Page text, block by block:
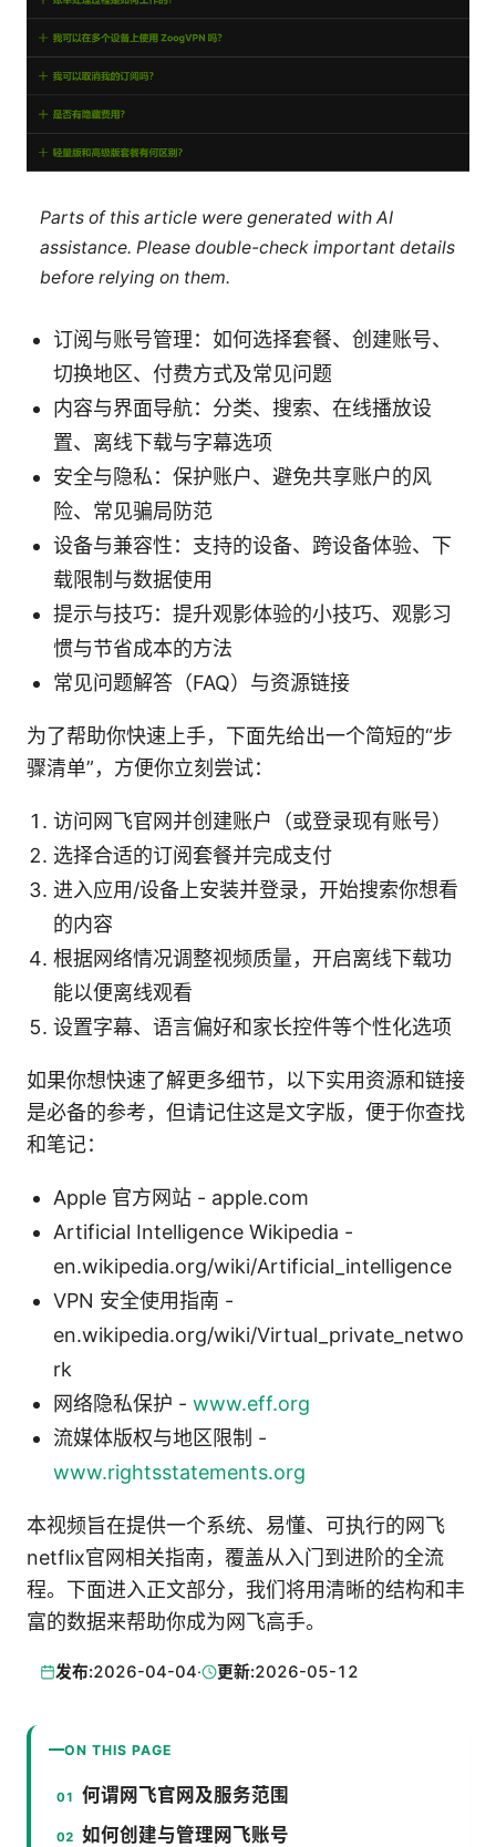
Parts of this article were generated with AI
assistance. Please double-check important details
before relying on them.
订阅与账号管理：如何选择套餐、创建账号、
切换地区、付费方式及常见问题
内容与界面导航：分类、搜索、在线播放设
置、离线下载与字幕选项
安全与隐私：保护账户、避免共享账户的风
险、常见骗局防范
设备与兼容性：支持的设备、跨设备体验、下
载限制与数据使用
提示与技巧：提升观影体验的小技巧、观影习
惯与节省成本的方法
常见问题解答（FAQ）与资源链接
为了帮助你快速上手，下面先给出一个简短的“步
骤清单”，方便你立刻尝试：
访问网飞官网并创建账户（或登录现有账号）
选择合适的订阅套餐并完成支付
进入应用/设备上安装并登录，开始搜索你想看
的内容
根据网络情况调整视频质量，开启离线下载功
能以便离线观看
设置字幕、语言偏好和家长控件等个性化选项
如果你想快速了解更多细节，以下实用资源和链接
是必备的参考，但请记住这是文字版，便于你查找
和笔记：
Apple 官方网站 - apple.com
Artificial Intelligence Wikipedia -
en.wikipedia.org/wiki/Artificial_intelligence
VPN 安全使用指南 -
en.wikipedia.org/wiki/Virtual_private_netwo
rk
网络隐私保护 - www.eff.org
流媒体版权与地区限制 -
www.rightsstatements.org
本视频旨在提供一个系统、易懂、可执行的网飞
netflix官网相关指南，覆盖从入门到进阶的全流
程。下面进入正文部分，我们将用清晰的结构和丰
富的数据来帮助你成为网飞高手。
发布:2026-04-04· 更新:2026-05-12
ON THIS PAGE
何谓网飞官网及服务范围
如何创建与管理网飞账号